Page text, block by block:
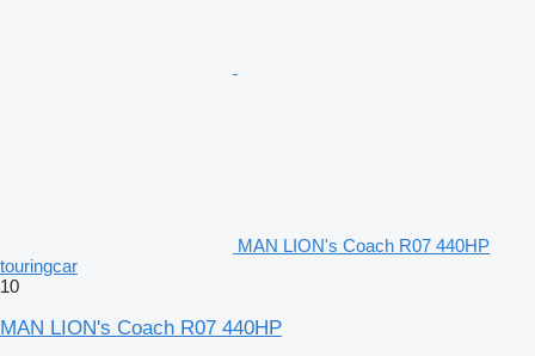
MAN LION's Coach R07 440HP
touringcar
10
MAN LION's Coach R07 440HP